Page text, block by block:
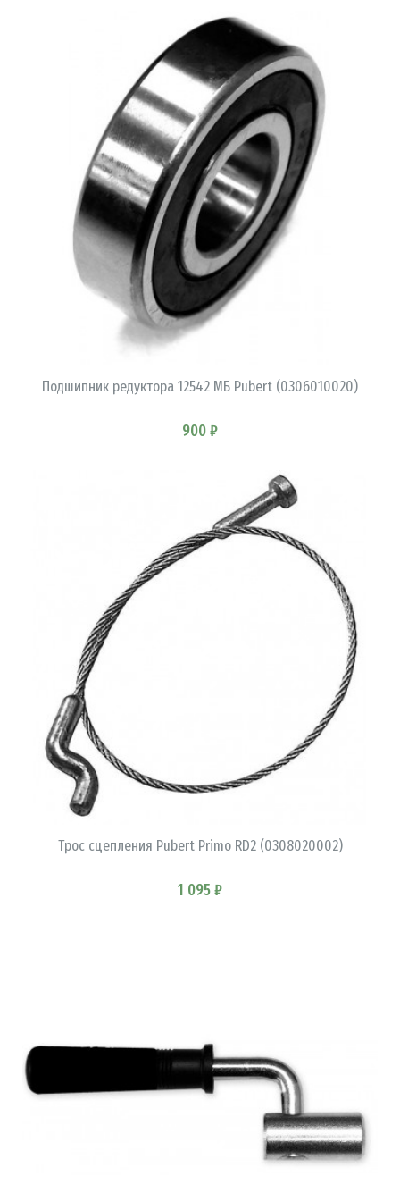
Подшипник редуктора 12542 МБ Pubert (0306010020)
900 ₽
В КОРЗИНУ
Трос сцепления Pubert Primo RD2 (0308020002)
1 095 ₽
В КОРЗИНУ